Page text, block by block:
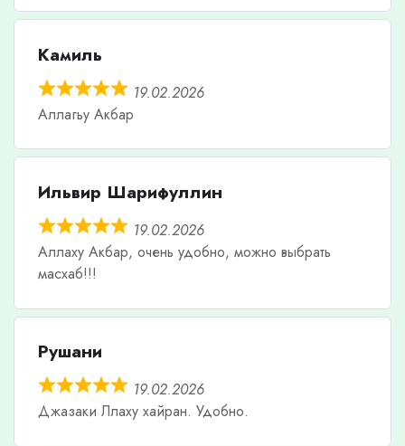
Камиль
19.02.2026
Аллагьу Акбар
Ильвир Шарифуллин
19.02.2026
Аллаху Акбар, очень удобно, можно выбрать
масхаб!!!
Рушани
19.02.2026
Джазаки Ллаху хайран. Удобно.